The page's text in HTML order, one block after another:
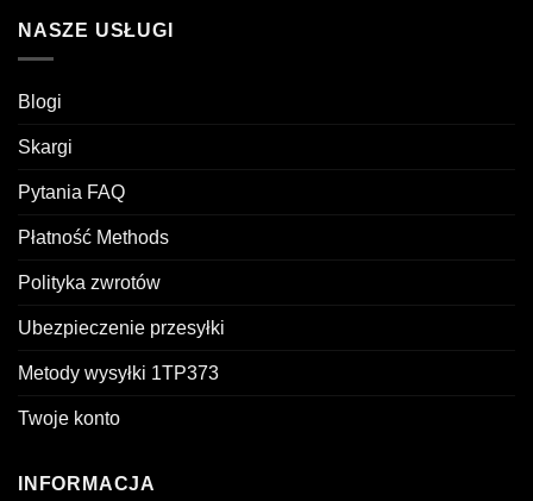
NASZE USŁUGI
Blogi
Skargi
Pytania FAQ
Płatność Methods
Polityka zwrotów
Ubezpieczenie przesyłki
Metody wysyłki 1TP373
Twoje konto
INFORMACJA